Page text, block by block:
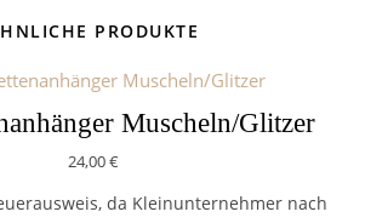
PRODUKTE
Muscheln/Glitzer
24,00€
da Kleinunternehmer nach